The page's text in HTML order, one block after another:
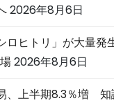
2026年8月6日
ロヒトリ」が大量
2026年8月6日
、上半期8.3％増 知